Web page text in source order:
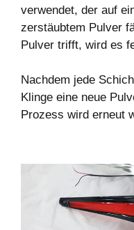
verwendet, der auf
zerstäubtem Pulver
Pulver trifft, wird es
Nachdem jede
Klinge eine neue
Prozess wird erneut